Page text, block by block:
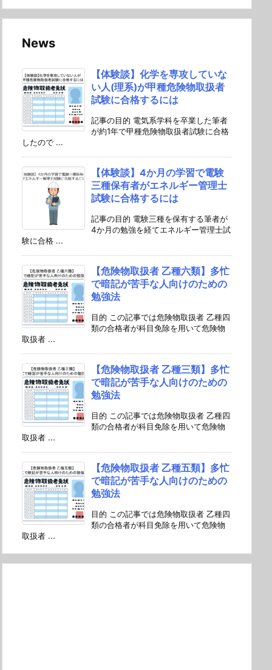
News
【体験談】化学を専攻していな
い人(理系)が甲種危険物取扱者
試験に合格するには
記事の目的 電気系学科を卒業した筆者
が約1年で甲種危険物取扱者試験に合格
したので ...
【体験談】4か月の学習で電験
三種保有者がエネルギー管理士
試験に合格するには
記事の目的 電験三種を保有する筆者が
4か月の勉強を経てエネルギー管理士試
験に合格 ...
【危険物取扱者 乙種六類】多忙
で暗記が苦手な人向けのための
勉強法
目的 この記事では危険物取扱者 乙種四
類の合格者が科目免除を用いて危険物
取扱者 ...
【危険物取扱者 乙種三類】多忙
で暗記が苦手な人向けのための
勉強法
目的 この記事では危険物取扱者 乙種四
類の合格者が科目免除を用いて危険物
取扱者 ...
【危険物取扱者 乙種五類】多忙
で暗記が苦手な人向けのための
勉強法
目的 この記事では危険物取扱者 乙種四
類の合格者が科目免除を用いて危険物
取扱者 ...